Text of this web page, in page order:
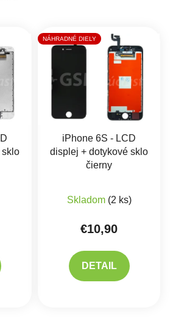
sklo
NÁHRADNÉ DIELY
iPhone 6S - LCD
displej + dotykové sklo
čierny
Skladom (2 ks)
€10,90
DETAIL